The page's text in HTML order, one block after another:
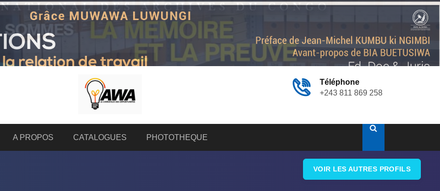
Téléphone
+243 811 869 258
A PROPOS CATALOGUES PHOTOTHEQUE
VOIR LES AUTRES PROFILS